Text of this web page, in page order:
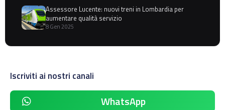
Assessore Lucente: nuovi treni in Lombardia per
aumentare qualità servizio
8 Gen 2025
Iscriviti ai nostri canali
WhatsApp